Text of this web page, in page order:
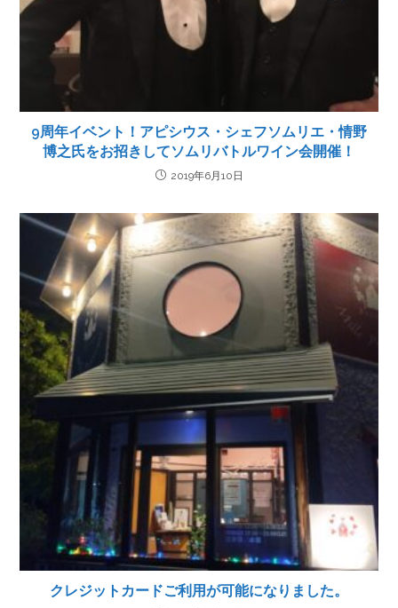
9周年イベント！アピシウス・シェフソムリエ・情野
博之氏をお招きしてソムリバトルワイン会開催！
2019年6月10日
クレジットカードご利用が可能になりました。